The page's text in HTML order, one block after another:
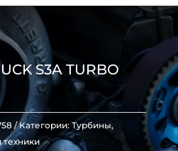
S3A TURBO
Категории: Турбины,